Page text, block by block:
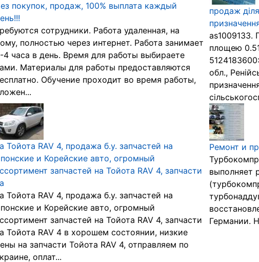
покупок, продаж, 100% выплата каждый
сотрудники. Работа удаленная, на
полностью через интернет. Работа занимает
4 часа в день. Время для работы выбираете
Материалы для работы предоставляются
Обучение проходит во время работы,
продаж
as1009133.
площею
обл.,
Тойота RAV 4, продажа б.у. запчастей на
и Корейские авто, огромный
запчастей на Тойота RAV 4, запчасти
Тойота RAV 4, продажа б.у. запчастей на
и Корейские авто, огромный
запчастей на Тойота RAV 4, запчасти
Тойота RAV 4 в хорошем состоянии, низкие
на запчасти Тойота RAV 4, отправляем по
оплат...
Ремонт и
выполняет
Германии.